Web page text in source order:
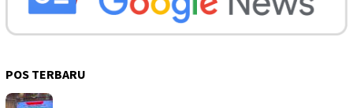
POS TERBARU